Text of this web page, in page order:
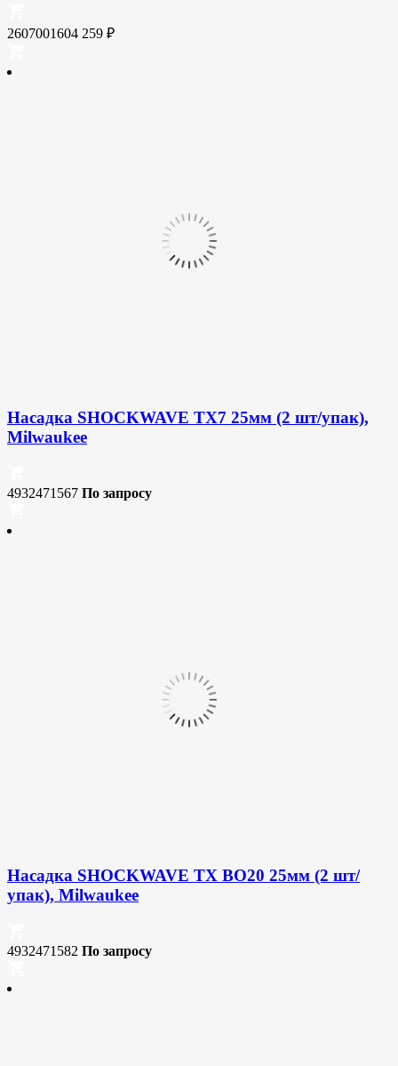
2607001604 259 ₽
Насадка SHOCKWAVE TX7 25мм (2 шт/упак),
Milwaukee
4932471567 По запросу
Насадка SHOCKWAVE TX BO20 25мм (2 шт/
упак), Milwaukee
4932471582 По запросу